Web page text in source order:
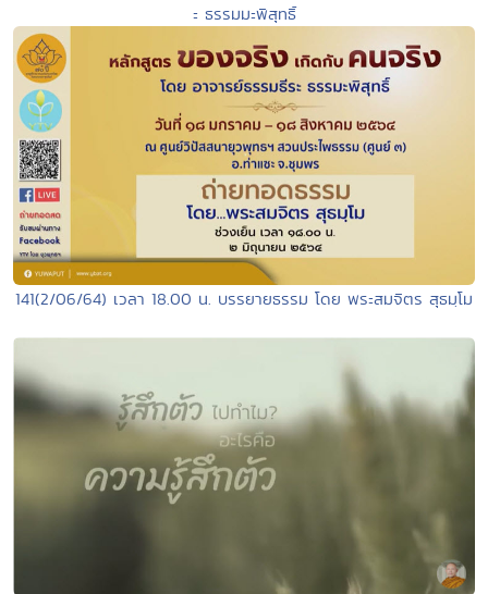
ะ ธรรมมะพิสุทธิ์
141(2/06/64) เวลา 18.00 น. บรรยายธรรม โดย พระสมจิตร สุธมฺโม